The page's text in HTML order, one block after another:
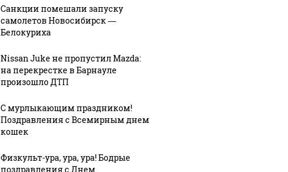
Санкции помешали запуску
самолетов Новосибирск —
Белокуриха
Nissan Juke не пропустил Mazda:
на перекрестке в Барнауле
произошло ДТП
С мурлыкающим праздником!
Поздравления с Всемирным днем
кошек
Физкульт-ура, ура, ура! Бодрые
поздравления с Днем